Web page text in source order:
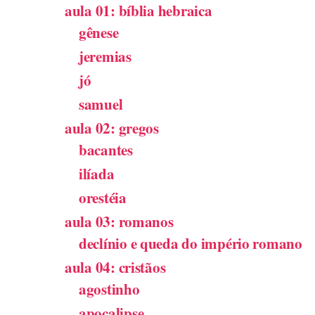
aula 01: bíblia hebraica
gênese
jeremias
jó
samuel
aula 02: gregos
bacantes
ilíada
orestéia
aula 03: romanos
declínio e queda do império romano
aula 04: cristãos
agostinho